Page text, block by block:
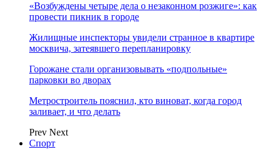
«Возбуждены четыре дела о незаконном розжиге»: как
провести пикник в городе
Жилищные инспекторы увидели странное в квартире
москвича, затеявшего перепланировку
Горожане стали организовывать «подпольные»
парковки во дворах
Метростроитель пояснил, кто виноват, когда город
заливает, и что делать
Prev Next
Спорт